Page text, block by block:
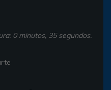
0 minutos, 35 segundos.